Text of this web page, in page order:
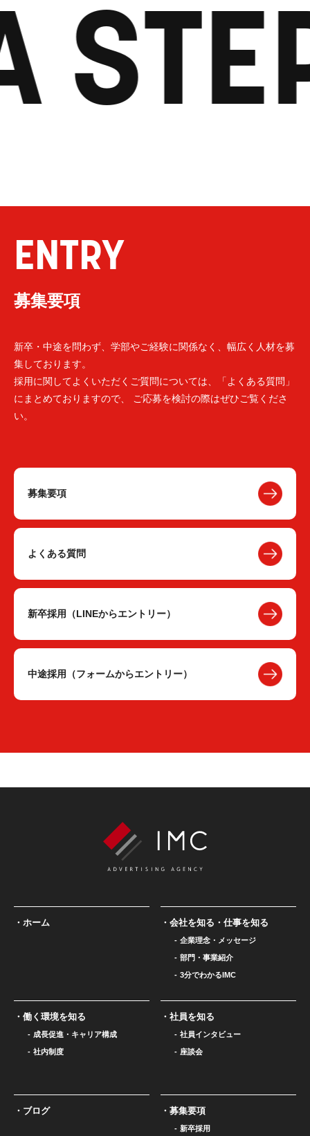
ENTRY
募集要項
新卒・中途を問わず、学部やご経験に関係なく、幅広く人材を募
集しております。
採用に関してよくいただくご質問については、「よくある質問」
にまとめておりますので、 ご応募を検討の際はぜひご覧くださ
い。
募集要項
よくある質問
新卒採用（LINEからエントリー）
中途採用（フォームからエントリー）
ホーム 会社を知る・仕事を知る
企業理念・メッセージ
部門・事業紹介
3分でわかるIMC
働く環境を知る
成長促進・キャリア構成
社内制度
社員を知る
社員インタビュー
座談会
ブログ 募集要項
新卒採用